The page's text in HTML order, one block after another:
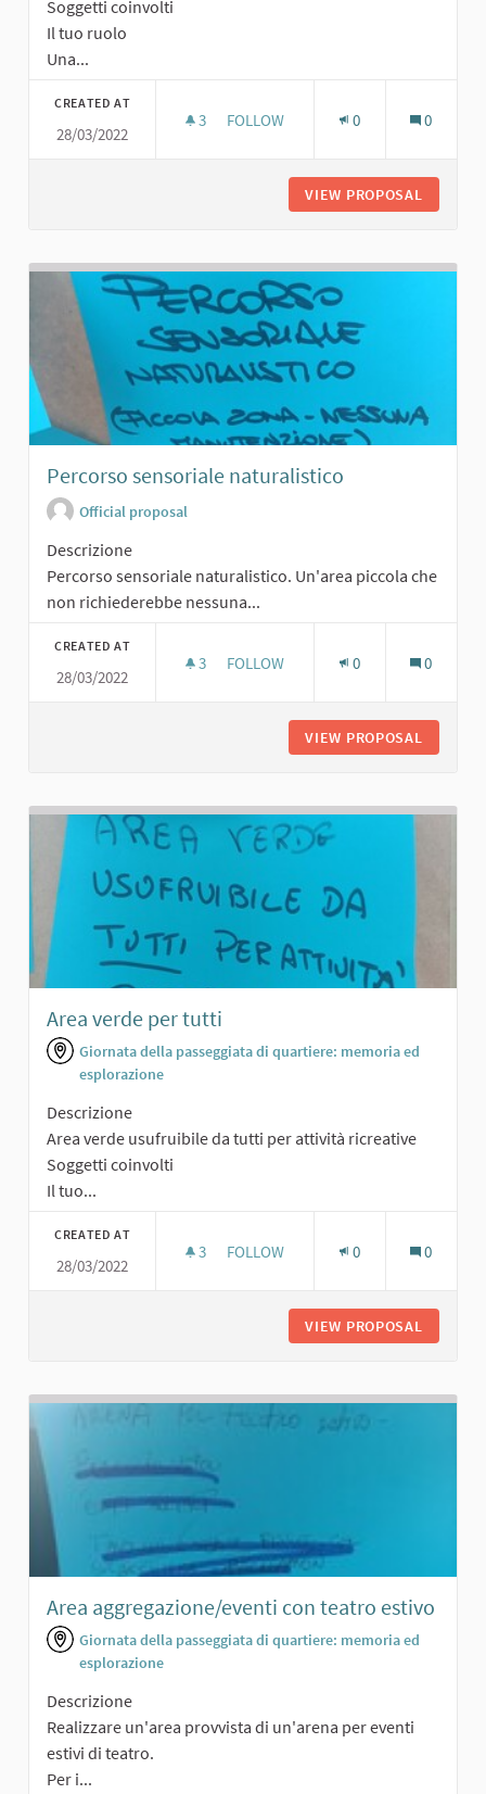
Soggetti coinvolti
Il tuo ruolo
Una...
CREATED AT
28/03/2022
3 3 FOLLOWERS
FOLLOW 0 0
VIEW PROPOSAL
Percorso sensoriale naturalistico
Official proposal
Descrizione
Percorso sensoriale naturalistico. Un'area piccola che
non richiederebbe nessuna...
CREATED AT
28/03/2022
3 3 FOLLOWERS
FOLLOW 0 0
VIEW PROPOSAL
Area verde per tutti
Giornata della passeggiata di quartiere: memoria ed
esplorazione
Descrizione
Area verde usufruibile da tutti per attività ricreative
Soggetti coinvolti
Il tuo...
CREATED AT
28/03/2022
3 3 FOLLOWERS
FOLLOW 0 0
VIEW PROPOSAL
Area aggregazione/eventi con teatro estivo
Giornata della passeggiata di quartiere: memoria ed
esplorazione
Descrizione
Realizzare un'area provvista di un'arena per eventi
estivi di teatro.
Per i...